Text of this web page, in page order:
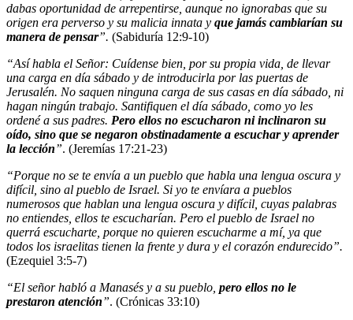
dabas oportunidad de arrepentirse, aunque no ignorabas que su
origen era perverso y su malicia innata y que jamás cambiarían su
manera de pensar”. (Sabiduría 12:9-10)
“Así habla el Señor: Cuídense bien, por su propia vida, de llevar
una carga en día sábado y de introducirla por las puertas de
Jerusalén. No saquen ninguna carga de sus casas en día sábado, ni
hagan ningún trabajo. Santifiquen el día sábado, como yo les
ordené a sus padres. Pero ellos no escucharon ni inclinaron su
oído, sino que se negaron obstinadamente a escuchar y aprender
la lección”. (Jeremías 17:21-23)
“Porque no se te envía a un pueblo que habla una lengua oscura y
difícil, sino al pueblo de Israel. Si yo te envíara a pueblos
numerosos que hablan una lengua oscura y difícil, cuyas palabras
no entiendes, ellos te escucharían. Pero el pueblo de Israel no
querrá escucharte, porque no quieren escucharme a mí, ya que
todos los israelitas tienen la frente y dura y el corazón endurecido”.
(Ezequiel 3:5-7)
“El señor habló a Manasés y a su pueblo, pero ellos no le
prestaron atención”. (Crónicas 33:10)